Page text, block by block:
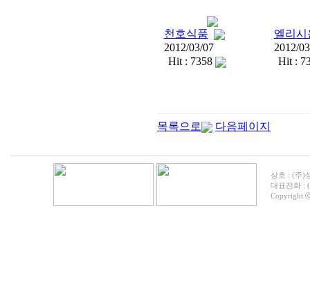
천호식품
2012/03/07
Hit : 7358
엘리시
2012/
Hit :
목록으로 다음페이지
상호 : (주)
대표전화 :
Copyright